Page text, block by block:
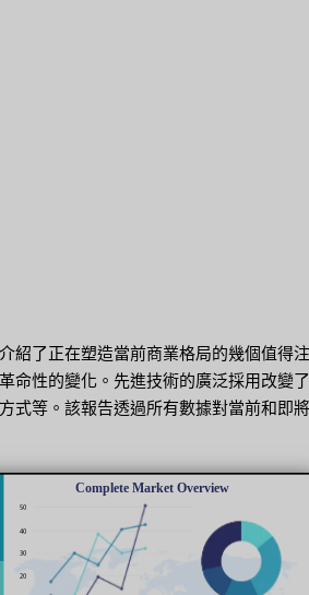
紹了正在塑造當前商業格局的幾個值得
命性的變化。先進技術的廣泛採用改變
式等。該報告透過所有數據對當前和即